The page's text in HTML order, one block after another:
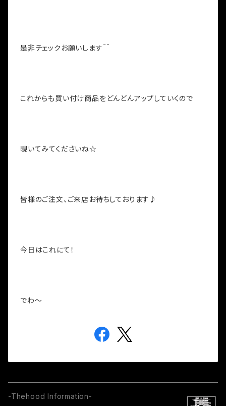
是非チェックお願いします＾＾
これからも買い付け商品をどんどんアップしていくので
覗いてみてくださいね☆
皆様のご注文、ご来店お待ちしております♪
今日はこれにて！
でわ～
-Thehood Information-